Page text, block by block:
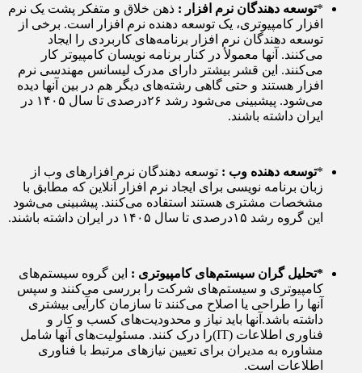
*توسعه دهندگان نرم افزار : ذهن خلاق و متفکر پشت یک نرم
افزار کامپیوتری، یک توسعه دهنده نرم افزار است. برخی از
توسعه دهندگان نرم افزار برنامه‌های کاربردی را ایجاد
می‌کنند. آنها معمولأ در کنار برنامه نویسان کامپیوتر کار
می‌کنند. این قشر بیشتر دارای مدرک لیسانس مهندسی نرم
افزار هستند و حتی گاهی رشته‌های دیگر هم در بین آنها دیده
می‌شود. پیشبینی می‌شود رشد ۲۶درصدی تا سال ۱۴۰۵ در
ایران داشته باشند.
*توسعه دهنده وب : توسعه دهندگان نرم افزارهای وب از
زبان برنامه نویسی برای ایجاد نرم افزار آنلاین که مطابق با
مشخصات مشتری هستند استفاده می‌کنند. پیشبینی می‌شود
این گروه رشد ۱۵درصدی تا سال ۱۴۰۵ در ایران داشته باشند.
*تحلیل گران سیستم‌های کامپیوتری : این گروه سیستم‌های
کامپیوتری و سیستم‌های شرکت را بررسی می‌کنند و سپس
آنها را طراحی یا اصلاح می‌کنند تا سازمان کارآیی بیشتری
داشته باشد.آنها باید نیاز و محدودیت‌های کسب و کار و
فناوری اطلاعات (IT)را درک کنند. مسئولیت‌های آنها شامل
مشاوره به مدیران برای تعیین نیازهای مرتبط با فناوری
اطلاعات است.